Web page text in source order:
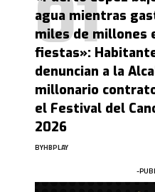
agua mientras
miles de millones
fiestas»:
denuncian a la
millonario
el Festival del
2026
BYHBPLAY
-